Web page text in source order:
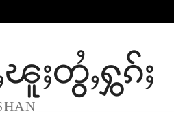
ၽူႈတွႆႇႁွၵ်ႈ